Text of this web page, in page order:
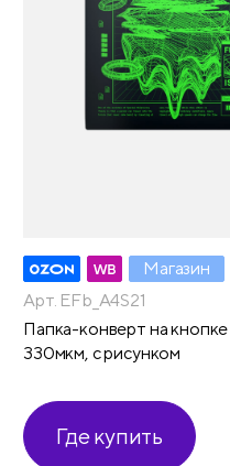
Магазин
Арт. EFb_A4S21
Папка-конверт на
330мкм, с рисунком
Где купить